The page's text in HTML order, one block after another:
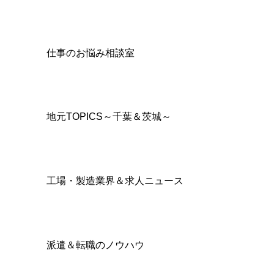
仕事のお悩み相談室
地元TOPICS～千葉＆茨城～
工場・製造業界＆求人ニュース
派遣＆転職のノウハウ